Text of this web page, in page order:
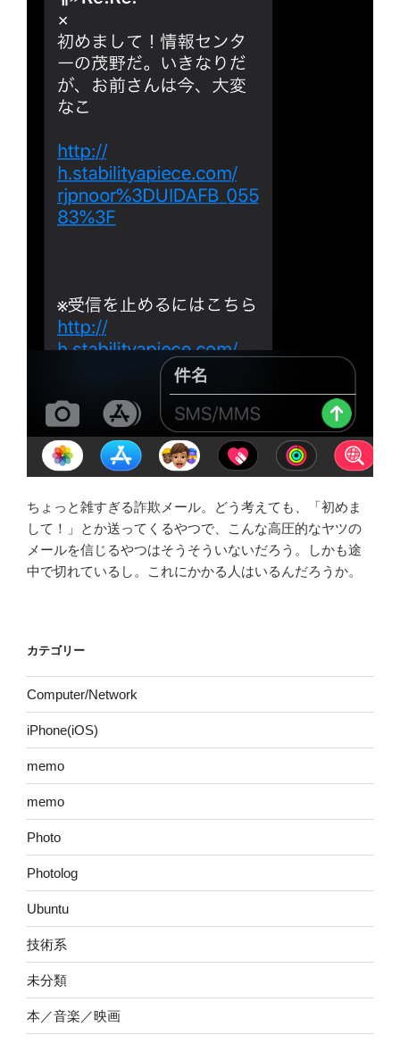
ちょっと雑すぎる詐欺メール。どう考えても、「初めま
して！」とか送ってくるやつで、こんな高圧的なヤツの
メールを信じるやつはそうそういないだろう。しかも途
中で切れているし。これにかかる人はいるんだろうか。
カテゴリー
Computer/Network
iPhone(iOS)
memo
memo
Photo
Photolog
Ubuntu
技術系
未分類
本／音楽／映画